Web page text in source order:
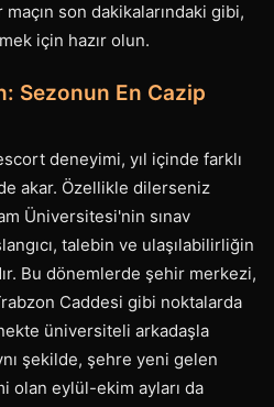
son dakikalarındaki gibi,
için hazır olun.
Sezonun En Cazip
deneyimi, yıl içinde farklı
akar. Özellikle dilerseniz
Üniversitesi'nin sınav
talebin ve ulaşılabilirliğin
Bu dönemlerde şehir merkezi,
Caddesi gibi noktalarda
üniversiteli arkadaşla
şekilde, şehre yeni gelen
olan eylül-ekim ayları da